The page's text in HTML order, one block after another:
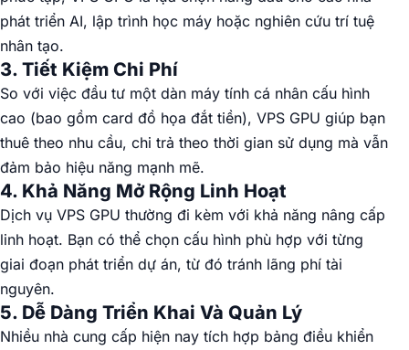
phát triển AI, lập trình học máy hoặc nghiên cứu trí tuệ
nhân tạo.
3. Tiết Kiệm Chi Phí
So với việc đầu tư một dàn máy tính cá nhân cấu hình
cao (bao gồm card đồ họa đắt tiền), VPS GPU giúp bạn
thuê theo nhu cầu, chi trả theo thời gian sử dụng mà vẫn
đảm bảo hiệu năng mạnh mẽ.
4. Khả Năng Mở Rộng Linh Hoạt
Dịch vụ VPS GPU thường đi kèm với khả năng nâng cấp
linh hoạt. Bạn có thể chọn cấu hình phù hợp với từng
giai đoạn phát triển dự án, từ đó tránh lãng phí tài
nguyên.
5. Dễ Dàng Triển Khai Và Quản Lý
Nhiều nhà cung cấp hiện nay tích hợp bảng điều khiển